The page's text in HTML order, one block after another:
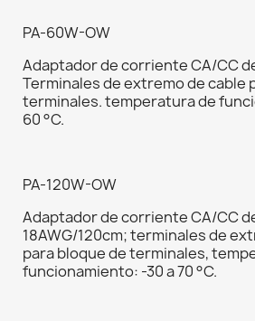
PA-60W-OW
Adaptador de corriente CA/CC
Terminales de extremo de cable
terminales. temperatura de
60 °C.
PA-120W-OW
Adaptador de corriente CA/CC
18AWG/120cm; terminales de
para bloque de terminales,
funcionamiento: -30 a 70 °C.